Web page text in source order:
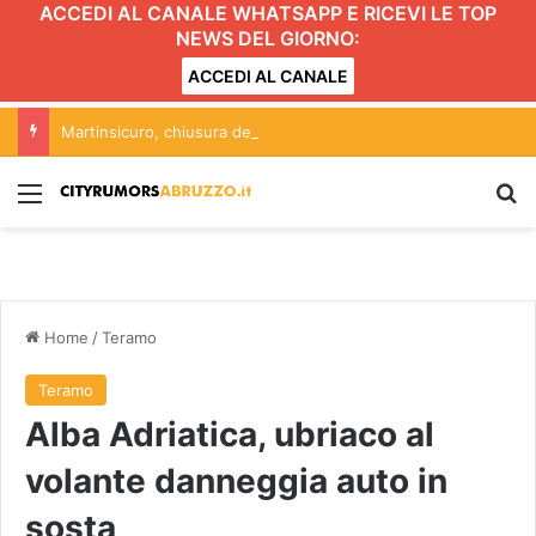
ACCEDI AL CANALE WHATSAPP E RICEVI LE TOP
NEWS DEL GIORNO:
ACCEDI AL CANALE
Menu
Home /Teramo
Teramo
Alba Adriatica, ubriaco al
volante danneggia auto in